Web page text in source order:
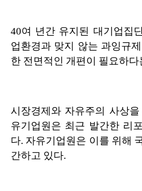
40여 년간 유지된 대기업집
업환경과 맞지 않는 과잉규
한 전면적인 개편이 필요하
시장경제와 자유주의 사상
유기업원은 최근 발간한 리
다. 자유기업원은 이를 위해
간하고 있다.